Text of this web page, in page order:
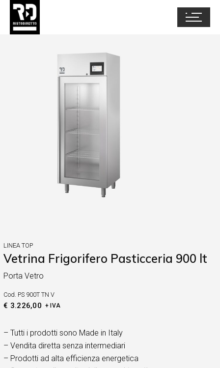
LINEA TOP
Vetrina Frigorifero Pasticceria 900 lt
Porta Vetro
Cod. PS 900T TN V
€ 3.226,00 + IVA
– Tutti i prodotti sono Made in Italy
– Vendita diretta senza intermediari
– Prodotti ad alta efficienza energetica